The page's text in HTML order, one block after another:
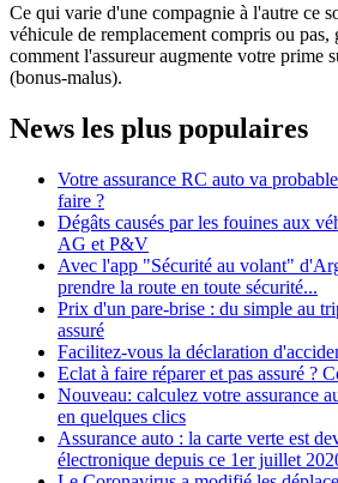
Ce qui varie d'une compagnie à l'autre ce
véhicule de remplacement compris ou
comment l'assureur augmente votre prime
(bonus-malus).
News les plus populaires
Votre assurance RC auto va
faire ?
Dégâts causés par les fouines aux
AG et P&V
Avec l'app "Sécurité au volant"
prendre la route en toute sécurité...
Prix d'un pare-brise : du simple au
assuré
Facilitez-vous la déclaration
Eclat à faire réparer et pas assuré ?
Nouveau: calculez votre assurance
en quelques clics
Assurance auto : la carte verte est
électronique depuis ce 1er juillet